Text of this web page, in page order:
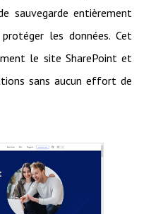
sauvegarde entièrement
les données. Cet
le site SharePoint et
sans aucun effort de